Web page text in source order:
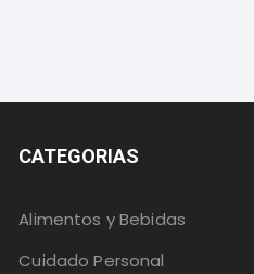
CATEGORIAS
Alimentos y Bebidas
Cuidado Personal